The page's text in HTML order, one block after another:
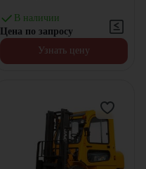
В наличии
Цена по запросу
Узнать цену